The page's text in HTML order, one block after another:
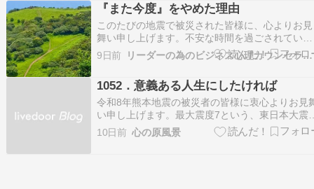
ることでしょう余震が収まることを願うばかりで
す。 …
『また今度』をやめた理由
このたびの地震で被災された皆様に、心よりお見
舞い申し上げます。不安な時間を過ごされている
皆様に、一日も早く安心と笑顔が戻りますよう、
心からお祈りしております。 熊本には、レイキ
られて皆さんご無事でおられたのでホッとしまし
た。 僕は、…
9日前 リーダーの為のビジネス心理カウンセラー・トシ
1052．意義ある人生にしたければ
令和8年熊本地震の被災者の皆様に衷心よりお見
い申し上げます。最大震度7という、東日本大震
や令和６年能登半島地震クラスの大地震で、大き
な余震も続いていますし、猛暑の中での停電や断
10日前 心の原風景